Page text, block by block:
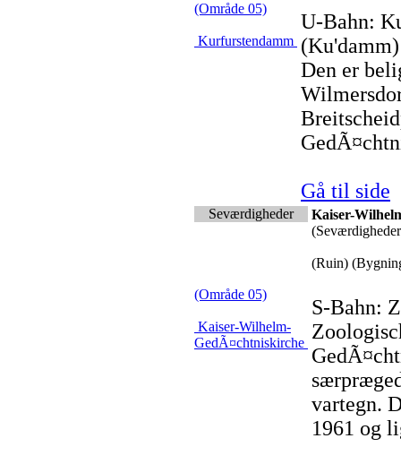
(Område 05)
Kurfurstendamm
U-Bahn:
Den er
Gå til side
Seværdigheder
(Område 05)
Kaiser-Wilhelm-
GedÃ¤chtniskirche
Kaiser-
(Ruin)
S-Bahn:
vartegn.
1961 og